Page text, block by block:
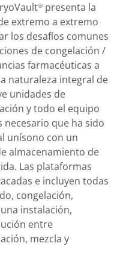
® presenta la
extremo a extremo
los desafíos comunes
de congelación /
farmacéuticas a
naturaleza integral de
unidades de
y todo el equipo
necesario que ha sido
unísono con un
almacenamiento de
Las plataformas
e incluyen todas
congelación,
instalación,
entre
mezcla y